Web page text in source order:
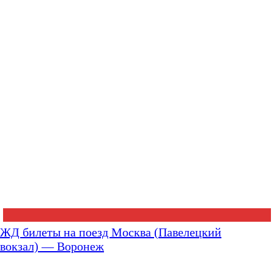
ЖД билеты на поезд Москва (Павелецкий
вокзал) — Воронеж